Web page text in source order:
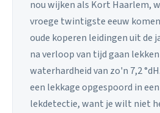
nou wijken als Kort Haarlem,
vroege twintigste eeuw
oude koperen leidingen uit de
na verloop van tijd gaan
waterhardheid van zo'n 7,2
een lekkage opgespoord in
lekdetectie, want je wilt niet